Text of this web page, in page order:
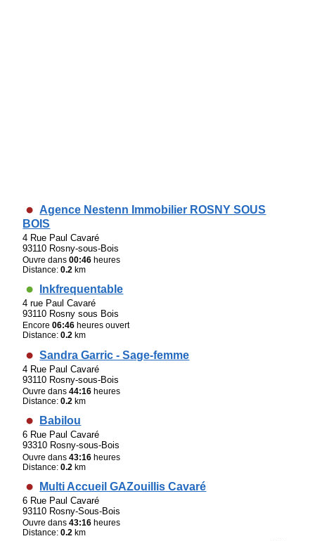
Agence Nestenn Immobilier ROSNY SOUS
BOIS
4 Rue Paul Cavaré
93110 Rosny-sous-Bois
Ouvre dans00:46 heures
Distance:0.2 km
Inkfrequentable
4 rue Paul Cavaré
93110 Rosny sous Bois
Encore06:46 heures ouvert
Distance:0.2 km
Sandra Garric - Sage-femme
4 Rue Paul Cavaré
93110 Rosny-sous-Bois
Ouvre dans44:16 heures
Distance:0.2 km
Babilou
6 Rue Paul Cavaré
93310 Rosny-sous-Bois
Ouvre dans43:16 heures
Distance:0.2 km
Multi Accueil GAZouillis Cavaré
6 Rue Paul Cavaré
93110 Rosny-Sous-Bois
Ouvre dans43:16 heures
Distance:0.2 km